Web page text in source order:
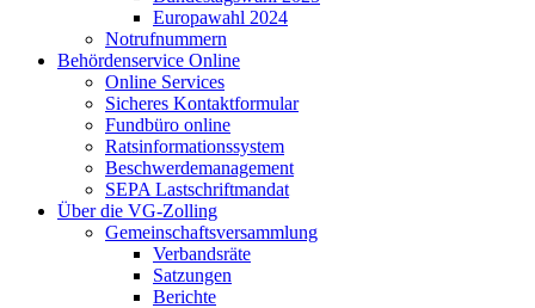
Europawahl 2024
Notrufnummern
Behördenservice Online
Online Services
Sicheres Kontaktformular
Fundbüro online
Ratsinformationssystem
Beschwerdemanagement
SEPA Lastschriftmandat
Über die VG-Zolling
Gemeinschaftsversammlung
Verbandsräte
Satzungen
Berichte